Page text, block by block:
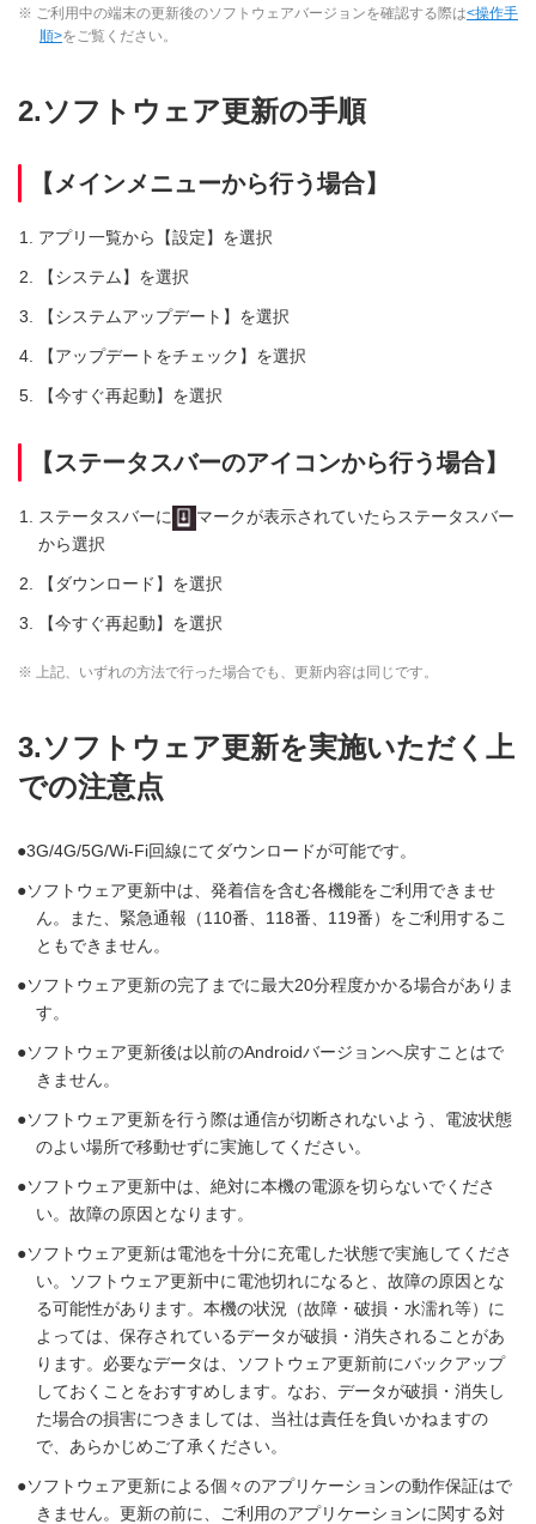
※ ご利用中の端末の更新後のソフトウェアバージョンを確認する際は<操作手
順>をご覧ください。
2.ソフトウェア更新の手順
【メインメニューから行う場合】
アプリ一覧から【設定】を選択
【システム】を選択
【システムアップデート】を選択
【アップデートをチェック】を選択
【今すぐ再起動】を選択
【ステータスバーのアイコンから行う場合】
ステータスバーに
マークが表示されていたらステータスバー
から選択
【ダウンロード】を選択
【今すぐ再起動】を選択
※ 上記、いずれの方法で行った場合でも、更新内容は同じです。
3.ソフトウェア更新を実施いただく上
での注意点
3G/4G/5G/Wi-Fi回線にてダウンロードが可能です。
ソフトウェア更新中は、発着信を含む各機能をご利用できませ
ん。また、緊急通報（110番、118番、119番）をご利用するこ
ともできません。
ソフトウェア更新の完了までに最大20分程度かかる場合がありま
す。
ソフトウェア更新後は以前のAndroidバージョンへ戻すことはで
きません。
ソフトウェア更新を行う際は通信が切断されないよう、電波状態
のよい場所で移動せずに実施してください。
ソフトウェア更新中は、絶対に本機の電源を切らないでくださ
い。故障の原因となります。
ソフトウェア更新は電池を十分に充電した状態で実施してくださ
い。ソフトウェア更新中に電池切れになると、故障の原因とな
る可能性があります。本機の状況（故障・破損・水濡れ等）に
よっては、保存されているデータが破損・消失されることがあ
ります。必要なデータは、ソフトウェア更新前にバックアップ
しておくことをおすすめします。なお、データが破損・消失し
た場合の損害につきましては、当社は責任を負いかねますの
で、あらかじめご了承ください。
ソフトウェア更新による個々のアプリケーションの動作保証はで
きません。更新の前に、ご利用のアプリケーションに関する対